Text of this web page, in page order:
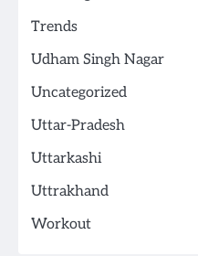
Trends
Udham Singh Nagar
Uncategorized
Uttar-Pradesh
Uttarkashi
Uttrakhand
Workout